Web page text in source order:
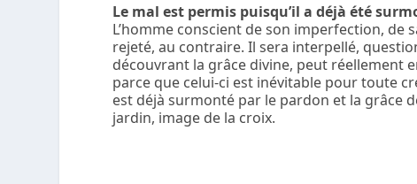
Le mal est permis puisqu’il a déjà été
L’homme conscient de son imperfection, de
rejeté, au contraire. Il sera interpellé,
découvrant la grâce divine, peut réellement
parce que celui-ci est inévitable pour toute
est déjà surmonté par le pardon et la grâce
jardin, image de la croix.